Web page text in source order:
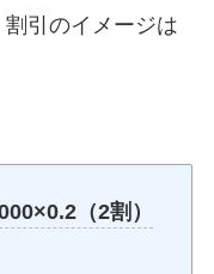
引のイメージは
（2割）